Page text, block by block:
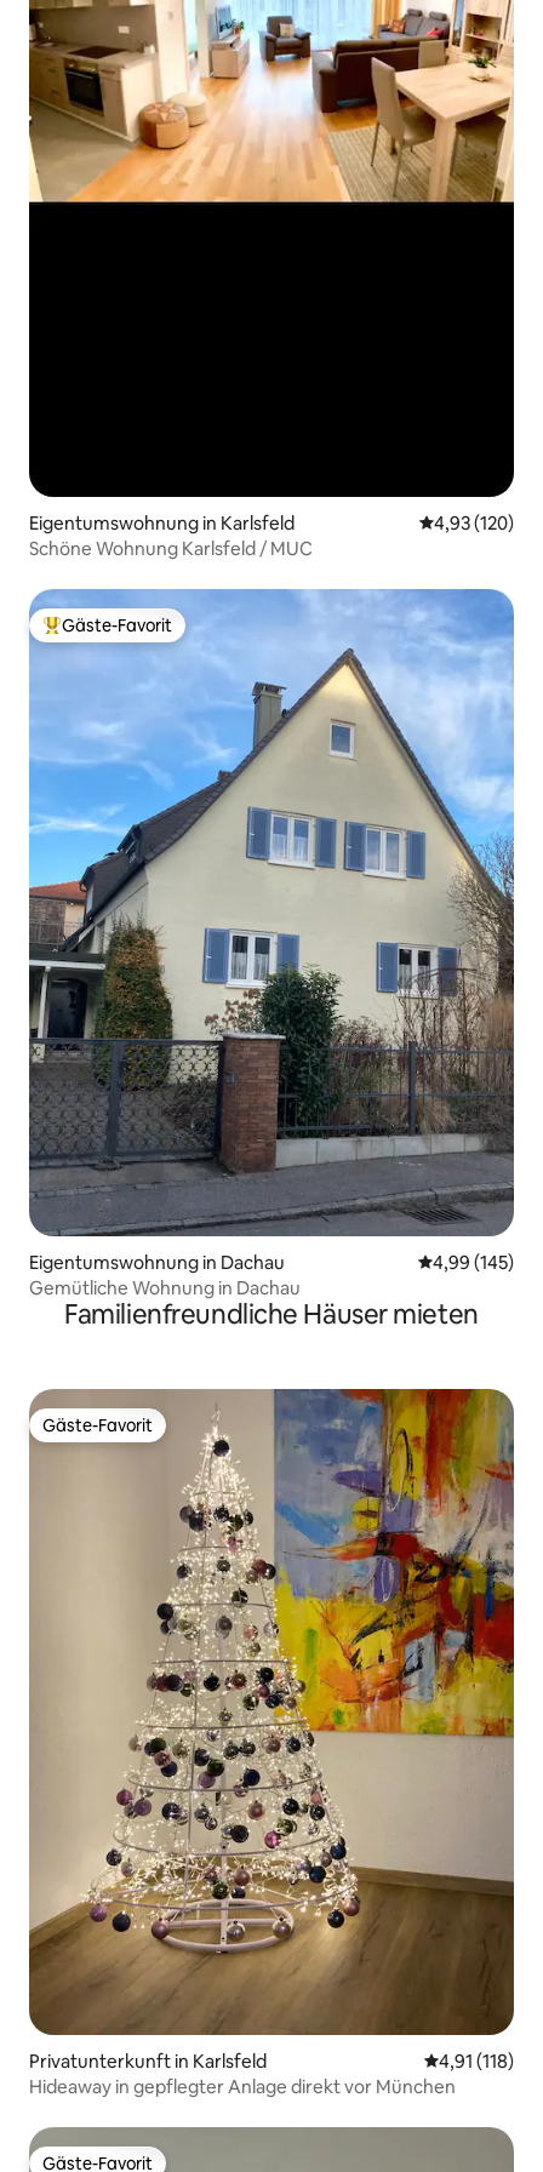
Eigentumswohnung in Karlsfeld
4,93 (120)
Schöne Wohnung Karlsfeld / MUC
Beliebter Gäste-Favorit.
Gäste-Favorit
Eigentumswohnung in Dachau
4,99 (145)
Gemütliche Wohnung in Dachau
Familienfreundliche Häuser mieten
Gäste-Favorit
Gäste-Favorit
Privatunterkunft in Karlsfeld
4,91 (118)
Hideaway in gepflegter Anlage direkt vor München
Gäste-Favorit